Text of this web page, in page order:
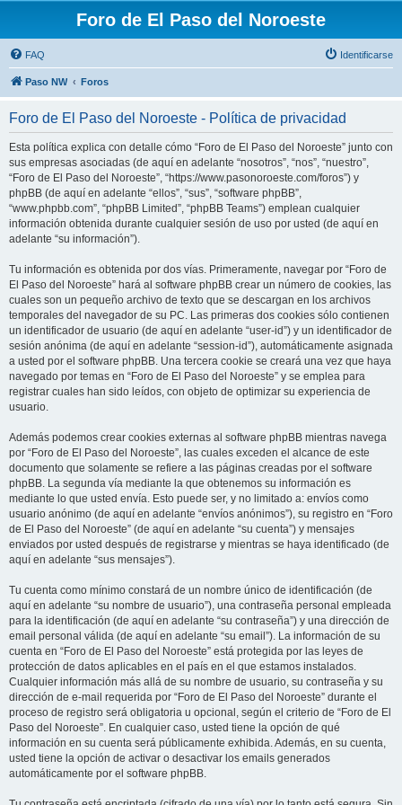
Foro de El Paso del Noroeste
FAQ Identificarse
Paso NW Foros
Foro de El Paso del Noroeste - Política de privacidad
Esta política explica con detalle cómo “Foro de El Paso del Noroeste” junto con
sus empresas asociadas (de aquí en adelante “nosotros”, “nos”, “nuestro”,
“Foro de El Paso del Noroeste”, “https://www.pasonoroeste.com/foros”) y
phpBB (de aquí en adelante “ellos”, “sus”, “software phpBB”,
“www.phpbb.com”, “phpBB Limited”, “phpBB Teams”) emplean cualquier
información obtenida durante cualquier sesión de uso por usted (de aquí en
adelante “su información”).
Tu información es obtenida por dos vías. Primeramente, navegar por “Foro de
El Paso del Noroeste” hará al software phpBB crear un número de cookies, las
cuales son un pequeño archivo de texto que se descargan en los archivos
temporales del navegador de su PC. Las primeras dos cookies sólo contienen
un identificador de usuario (de aquí en adelante “user-id”) y un identificador de
sesión anónima (de aquí en adelante “session-id”), automáticamente asignada
a usted por el software phpBB. Una tercera cookie se creará una vez que haya
navegado por temas en “Foro de El Paso del Noroeste” y se emplea para
registrar cuales han sido leídos, con objeto de optimizar su experiencia de
usuario.
Además podemos crear cookies externas al software phpBB mientras navega
por “Foro de El Paso del Noroeste”, las cuales exceden el alcance de este
documento que solamente se refiere a las páginas creadas por el software
phpBB. La segunda vía mediante la que obtenemos su información es
mediante lo que usted envía. Esto puede ser, y no limitado a: envíos como
usuario anónimo (de aquí en adelante “envíos anónimos”), su registro en “Foro
de El Paso del Noroeste” (de aquí en adelante “su cuenta”) y mensajes
enviados por usted después de registrarse y mientras se haya identificado (de
aquí en adelante “sus mensajes”).
Tu cuenta como mínimo constará de un nombre único de identificación (de
aquí en adelante “su nombre de usuario”), una contraseña personal empleada
para la identificación (de aquí en adelante “su contraseña”) y una dirección de
email personal válida (de aquí en adelante “su email”). La información de su
cuenta en “Foro de El Paso del Noroeste” está protegida por las leyes de
protección de datos aplicables en el país en el que estamos instalados.
Cualquier información más allá de su nombre de usuario, su contraseña y su
dirección de e-mail requerida por “Foro de El Paso del Noroeste” durante el
proceso de registro será obligatoria u opcional, según el criterio de “Foro de El
Paso del Noroeste”. En cualquier caso, usted tiene la opción de qué
información en su cuenta será públicamente exhibida. Además, en su cuenta,
usted tiene la opción de activar o desactivar los emails generados
automáticamente por el software phpBB.